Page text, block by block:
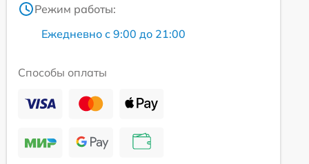
Режим работы:
Ежедневно с 9:00 до 21:00
Способы оплаты